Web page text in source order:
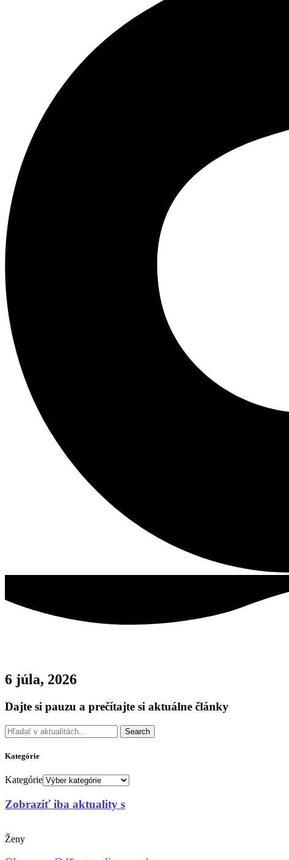
6 júla, 2026
Dajte si pauzu a prečítajte si aktuálne články
Search
Kategórie
Kategórie
Zobraziť iba aktuality s
Ženy